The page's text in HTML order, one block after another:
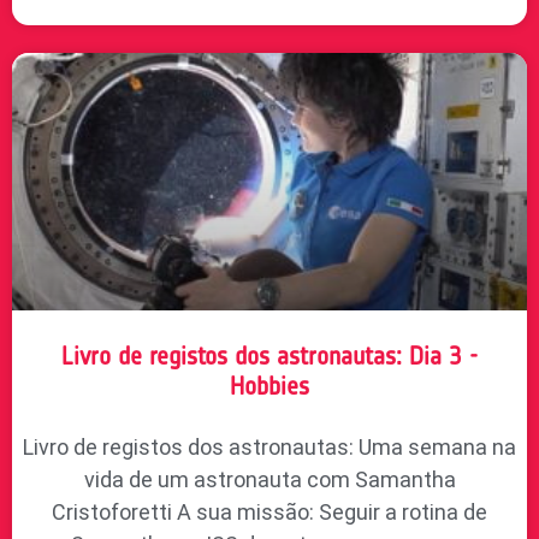
Livro de registos dos astronautas: Dia 3 -
Hobbies
Livro de registos dos astronautas: Uma semana na
vida de um astronauta com Samantha
Cristoforetti A sua missão: Seguir a rotina de